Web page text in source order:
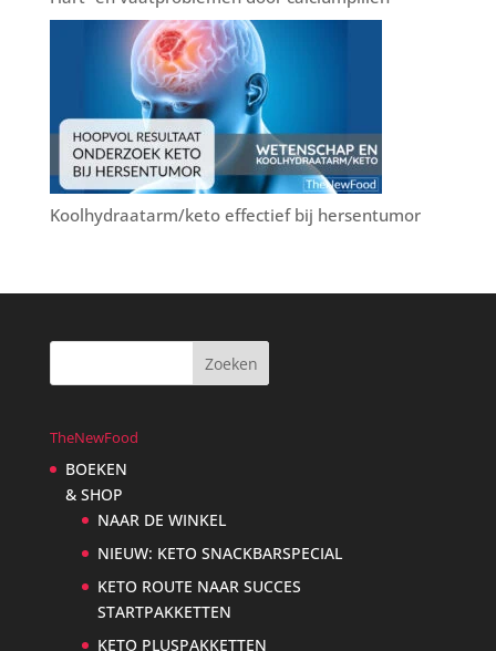
Koolhydraatarm/keto effectief bij hersentumor
TheNewFood
BOEKEN
& SHOP
NAAR DE WINKEL
NIEUW: KETO SNACKBARSPECIAL
KETO ROUTE NAAR SUCCES
STARTPAKKETTEN
KETO PLUSPAKKETTEN